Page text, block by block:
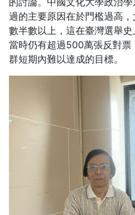
過的主要原因在於門檻過高
數半數以上，這在臺灣選舉
當時仍有超過500萬張反對
群短期內難以達成的目標。